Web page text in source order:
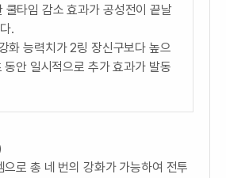
쿨타임 감소 효과가 공성전이 끝날
.
화 능력치가 2링 장신구보다 높으
안 일시적으로 추가 효과가 발동
로 총 네 번의 강화가 가능하여 전투